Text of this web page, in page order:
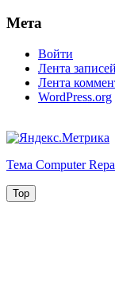
Мета
Войти
Лента записей
Лента
WordPress.org
Тема Computer
Top